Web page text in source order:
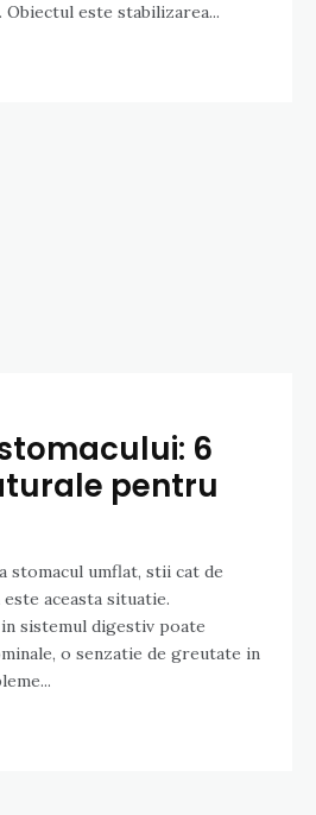
este stabilizarea...
6
pentru
stomacul umflat, stii cat de
aceasta situatie.
sistemul digestiv poate
o senzatie de greutate in